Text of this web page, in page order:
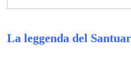
La leggenda del